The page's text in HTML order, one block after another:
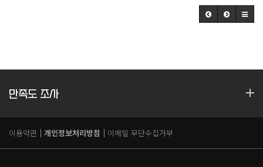
만족도 조사
이용약관 개인정보처리방침 이메일 무단수집거부